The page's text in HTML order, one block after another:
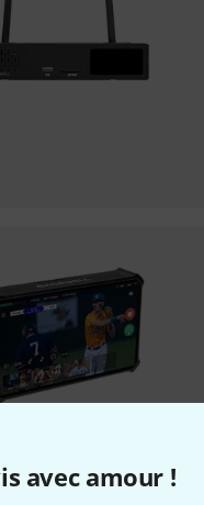
avec amour !